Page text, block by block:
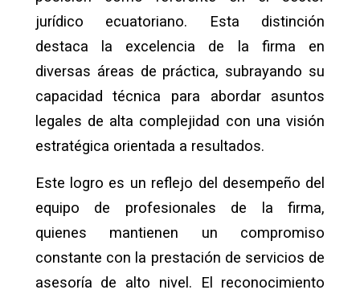
jurídico ecuatoriano. Esta distinción
destaca la excelencia de la firma en
diversas áreas de práctica, subrayando su
capacidad técnica para abordar asuntos
legales de alta complejidad con una visión
estratégica orientada a resultados.
Este logro es un reflejo del desempeño del
equipo de profesionales de la firma,
quienes mantienen un compromiso
constante con la prestación de servicios de
asesoría de alto nivel. El reconocimiento